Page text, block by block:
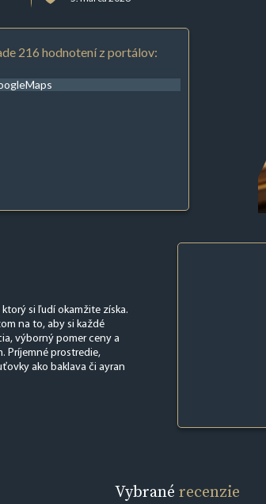
216 hodnotení z portálov:
si ľudí okamžite získa.
na to, aby si každé
výborný pomer ceny a
Príjemné prostredie,
ako baklava či ayran
Vybrané recenzie